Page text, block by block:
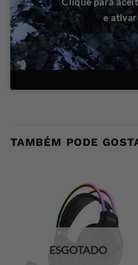
e
TAMBÉM PODE
ESGOTADO